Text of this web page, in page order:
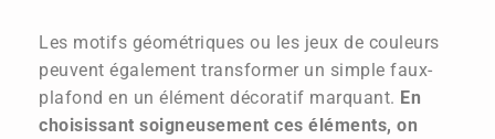
Les motifs géométriques ou les jeux de couleurs
peuvent également transformer un simple faux-
plafond en un élément décoratif marquant. En
choisissant soigneusement ces éléments, on